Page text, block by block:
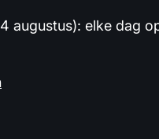
augustus): elke dag